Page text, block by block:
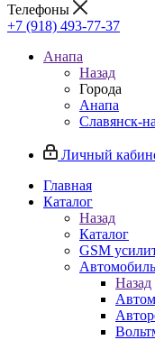
Телефоны
+7 (918) 493-77-37
Анапа
Назад
Города
Анапа
Славянск-
Личный
Главная
Каталог
Назад
Каталог
GSM
Назад